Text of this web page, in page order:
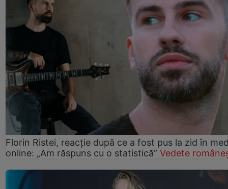
Florin Ristei, reacție după ce a fost pus la zid în
online: „Am răspuns cu o statistică” Vedete